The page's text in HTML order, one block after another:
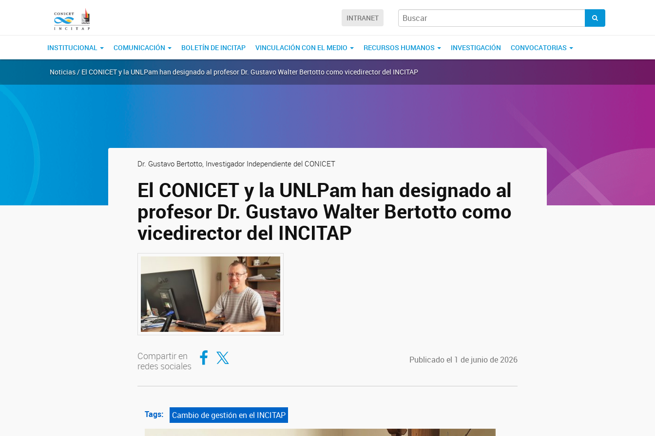
INTRANET
INSTITUCIONAL COMUNICACIÓN BOLETÍN DE INCITAP VINCULACIÓN CON EL MEDIO RECURSOS HUMANOS INVESTIGACIÓN CONVOCATORIAS
Noticias / El CONICET y la UNLPam han designado al profesor Dr. Gustavo Walter Bertotto como vicedirector del INCITAP
Dr. Gustavo Bertotto, Investigador Independiente del CONICET
El CONICET y la UNLPam han designado al
profesor Dr. Gustavo Walter Bertotto como
vicedirector del INCITAP
Compartir en
redes sociales
Compartir en Facebook
Compartir en Twitter Publicado el 1 de junio de 2026
Tags: Cambio de gestión en el INCITAP